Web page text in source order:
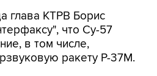
глава КТРВ Борис
что Су-57
в том числе,
ракету Р-37М.